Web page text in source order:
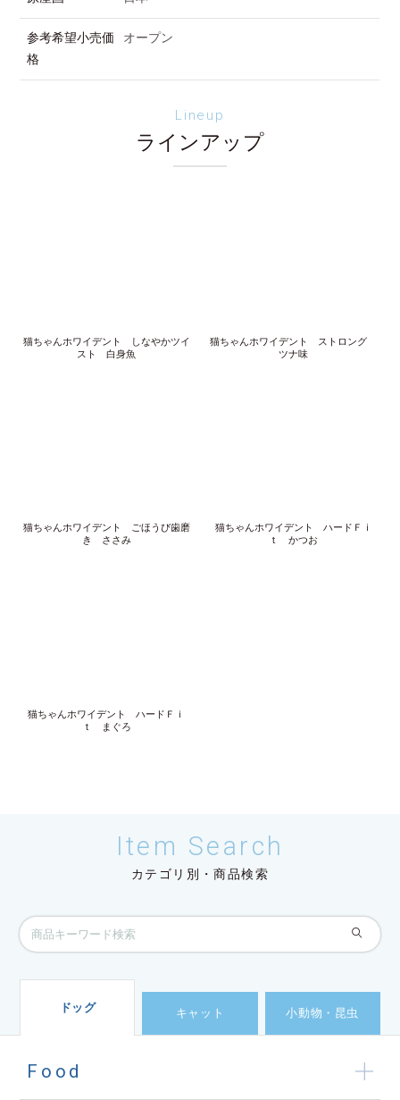
参考希望小売価
格
オープン
Lineup
ラインアップ
猫ちゃんホワイデント しなやかツイ
スト 白身魚
猫ちゃんホワイデント ストロング
ツナ味
猫ちゃんホワイデント ごほうび歯磨
き ささみ
猫ちゃんホワイデント ハードＦｉ
ｔ かつお
猫ちゃんホワイデント ハードＦｉ
ｔ まぐろ
Item Search
カテゴリ別・商品検索
ドッグ キャット 小動物・昆虫
Food